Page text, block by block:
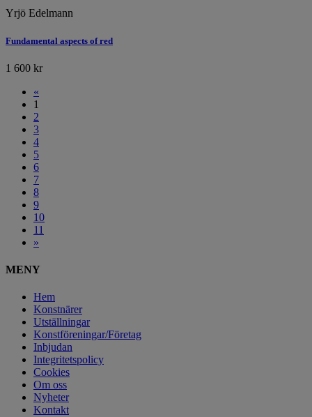
Yrjö Edelmann
Fundamental aspects of red
1 600 kr
«
1
2
3
4
5
6
7
8
9
10
11
»
MENY
Hem
Konstnärer
Utställningar
Konstföreningar/Företag
Inbjudan
Integritetspolicy
Cookies
Om oss
Nyheter
Kontakt